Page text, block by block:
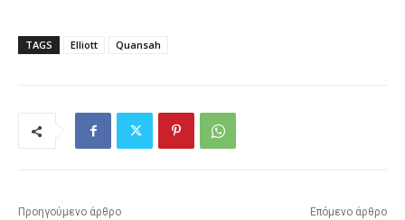
TAGS Elliott Quansah
Προηγούμενο άρθρο Επόμενο άρθρο